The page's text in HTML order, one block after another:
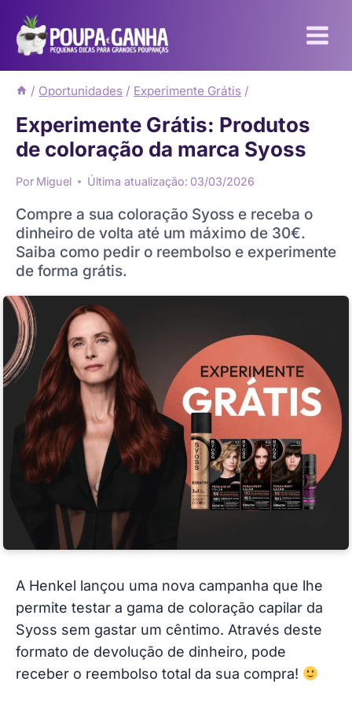
para
Conteúdo
/ Oportunidades / Experimente Grátis /
Experimente Grátis: Produtos
de coloração da marca Syoss
Por Miguel Última atualização: 03/03/2026
Compre a sua coloração Syoss e receba o
dinheiro de volta até um máximo de 30€.
Saiba como pedir o reembolso e experimente
de forma grátis.
A Henkel lançou uma nova campanha que lhe
permite testar a gama de coloração capilar da
Syoss sem gastar um cêntimo. Através deste
formato de devolução de dinheiro, pode
receber o reembolso total da sua compra!